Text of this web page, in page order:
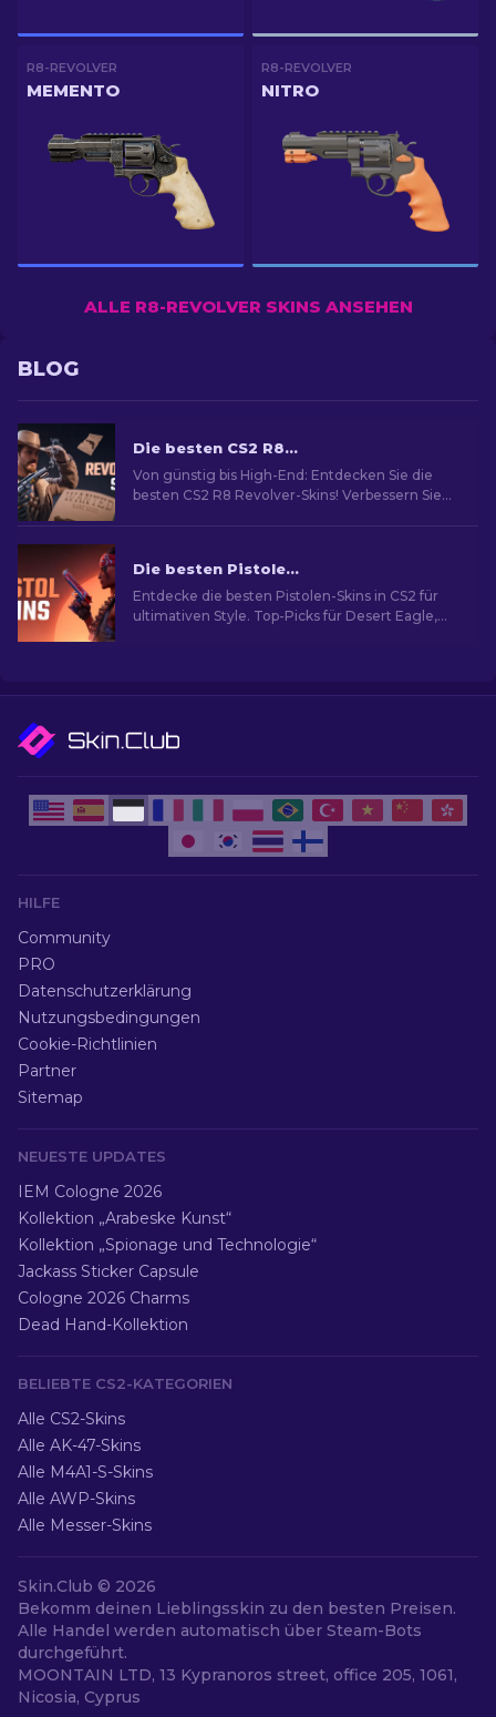
R8-REVOLVER
MEMENTO
R8-REVOLVER
NITRO
ALLE R8-REVOLVER SKINS ANSEHEN
BLOG
Die besten CS2 R8 Revolver Skins [2026]
Von günstig bis High-End: Entdecken Sie die
besten CS2 R8 Revolver-Skins! Verbessern Sie
Die besten Pistolen-Skins in CS2 [2026]
Entdecke die besten Pistolen-Skins in CS2 für
ultimativen Style. Top-Picks für Desert Eagle,
HILFE
Community
PRO
Datenschutzerklärung
Nutzungsbedingungen
Cookie-Richtlinien
Partner
Sitemap
NEUESTE UPDATES
IEM Cologne 2026
Kollektion „Arabeske Kunst“
Kollektion „Spionage und Technologie“
Jackass Sticker Capsule
Cologne 2026 Charms
Dead Hand-Kollektion
BELIEBTE CS2-KATEGORIEN
Alle CS2-Skins
Alle AK-47-Skins
Alle M4A1-S-Skins
Alle AWP-Skins
Alle Messer-Skins
Skin.Club © 2026
Bekomm deinen Lieblingsskin zu den besten Preisen.
Alle Handel werden automatisch über Steam-Bots
durchgeführt.
MOONTAIN LTD, 13 Kypranoros street, office 205, 1061,
Nicosia, Cyprus